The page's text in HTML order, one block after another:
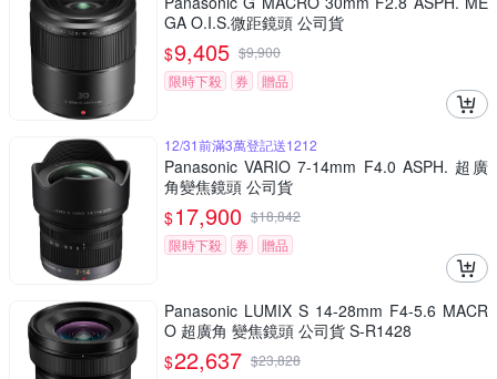
GA O.I.S.微距鏡頭 公司貨
$9,405 $9,900
限時下殺
券 贈品
12/31前滿3萬登記送1212
Panasonic VARIO 7-14mm F4.0 ASPH. 超廣
角變焦鏡頭 公司貨
$17,900 $18,842
限時下殺
券 贈品
Panasonic LUMIX S 14-28mm F4-5.6 MACR
O 超廣角 變焦鏡頭 公司貨 S-R1428
$22,637 $23,828